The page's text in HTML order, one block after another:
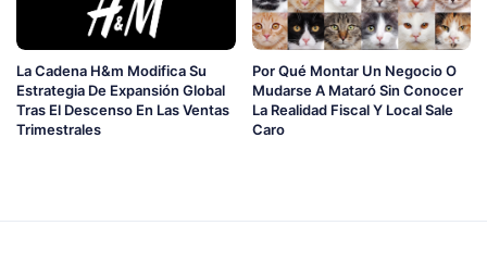
La Cadena H&m Modifica Su
Estrategia De Expansión Global
Tras El Descenso En Las Ventas
Trimestrales
Por Qué Montar Un Negocio O
Mudarse A Mataró Sin Conocer
La Realidad Fiscal Y Local Sale
Caro